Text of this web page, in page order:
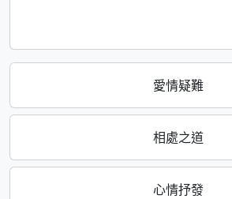
愛情疑難
相處之道
心情抒發